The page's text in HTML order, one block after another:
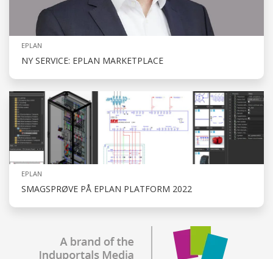
EPLAN
NY SERVICE: EPLAN MARKETPLACE
EPLAN
SMAGSPRØVE PÅ EPLAN PLATFORM 2022